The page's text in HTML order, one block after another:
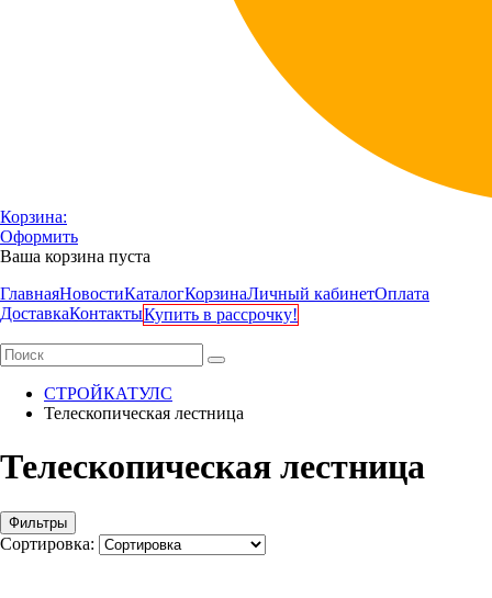
Корзина:
Оформить
Ваша корзина пуста
ГлавнаяНовостиКаталогКорзинаЛичный кабинетОплата
ДоставкаКонтактыКупить в рассрочку!
СТРОЙКАТУЛС
Телескопическая лестница
Телескопическая лестница
Фильтры
Сортировка: